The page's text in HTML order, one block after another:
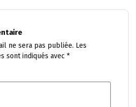
ne sera pas publiée. Les
sont indiqués avec *